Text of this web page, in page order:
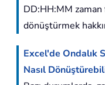
DD:HH:MM zaman
dönüştürmek
Excel'de Ondalık
Nasıl